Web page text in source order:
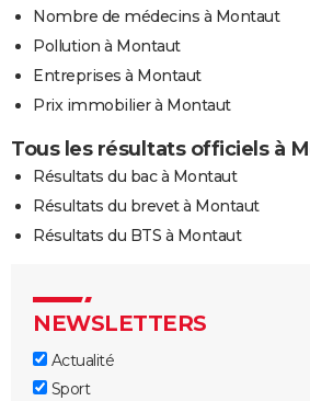
Nombre de médecins à Montaut
Pollution à Montaut
Entreprises à Montaut
Prix immobilier à Montaut
Tous les résultats officiels à
Résultats du bac à Montaut
Résultats du brevet à Montaut
Résultats du BTS à Montaut
NEWSLETTERS
Actualité
Sport